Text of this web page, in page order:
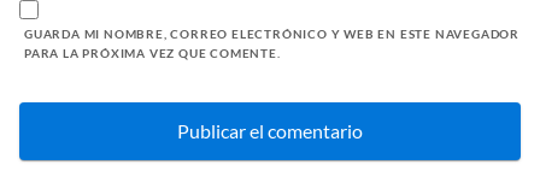
GUARDA MI NOMBRE, CORREO ELECTRÓNICO Y WEB EN ESTE NAVEGADOR
PARA LA PRÓXIMA VEZ QUE COMENTE.